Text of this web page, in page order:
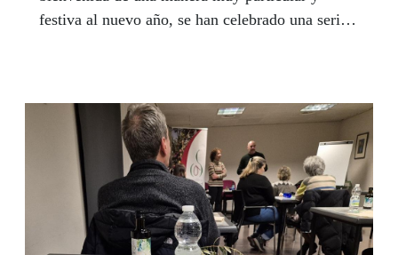
festiva al nuevo año, se han celebrado una serie
Coslada, Parla, Fuenlabrada, Alcorcón y
Alcobendas.